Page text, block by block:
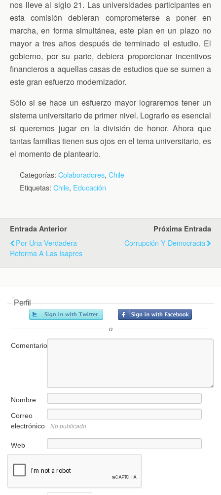
nos lleve al siglo 21. Las universidades participantes en
esta comisión debieran comprometerse a poner en
marcha, en forma simultánea, este plan en un plazo no
mayor a tres años después de terminado el estudio. El
gobierno, por su parte, debiera proporcionar incentivos
financieros a aquellas casas de estudios que se sumen a
este gran esfuerzo modernizador.
Sólo si se hace un esfuerzo mayor lograremos tener un
sistema universitario de primer nivel. Lograrlo es esencial
si queremos jugar en la división de honor. Ahora que
tantas familias tienen sus ojos en el tema universitario, es
el momento de plantearlo.
Categorías: Colaboradores, Chile
Etiquetas: Chile, Educación
Entrada Anterior
Por Una Verdadera
Reforma A Las Isapres
Próxima Entrada
Corrupción Y Democracia
Perfil
o
Comentario
Nombre
Correo
electrónico
No publicado
Web